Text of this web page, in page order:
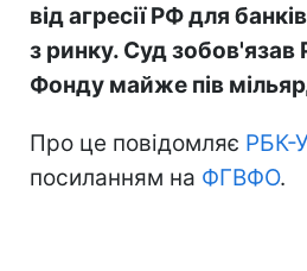
від агресії РФ для
з ринку. Суд зобов'язав
Фонду майже пів
Про це повідомляє РБК-
посиланням на ФГВФО.